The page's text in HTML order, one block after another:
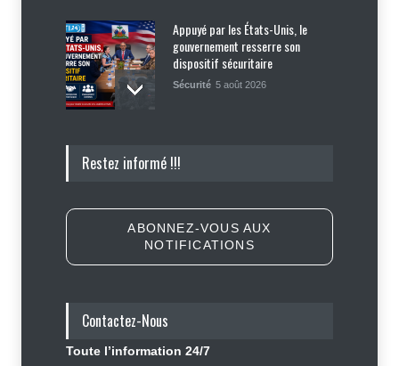
Appuyé par les États-Unis, le
gouvernement resserre son
dispositif sécuritaire
Sécurité 5 août 2026
Latortue aujourd’hui en quête de
Haïti : les plaintes contre Sunrise
Restez informé !!!
ABONNEZ-VOUS AUX
NOTIFICATIONS
Contactez-Nous
Toute l’information 24/7